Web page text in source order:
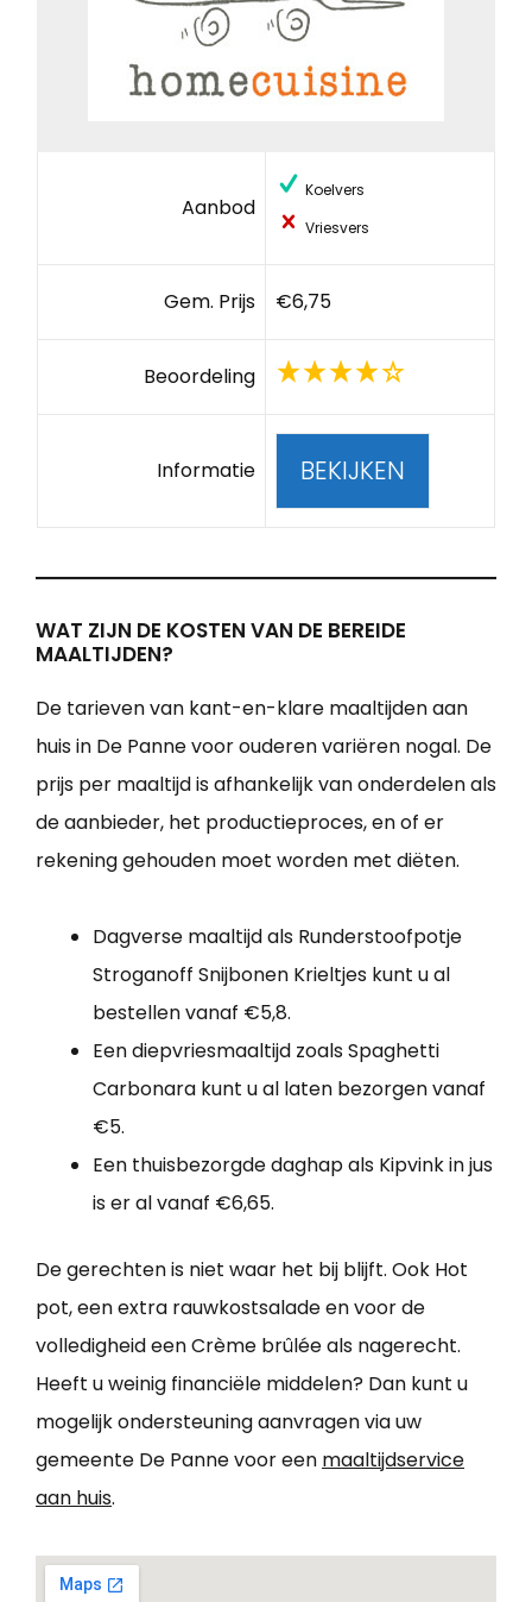
Aanbod
Koelvers
Vriesvers
Gem. Prijs €6,75
Beoordeling
Informatie BEKIJKEN
WAT ZIJN DE KOSTEN VAN DE BEREIDE
MAALTIJDEN?
De tarieven van kant-en-klare maaltijden aan
huis in De Panne voor ouderen variëren nogal. De
prijs per maaltijd is afhankelijk van onderdelen als
de aanbieder, het productieproces, en of er
rekening gehouden moet worden met diëten.
Dagverse maaltijd als Runderstoofpotje
Stroganoff Snijbonen Krieltjes kunt u al
bestellen vanaf €5,8.
Een diepvriesmaaltijd zoals Spaghetti
Carbonara kunt u al laten bezorgen vanaf
€5.
Een thuisbezorgde daghap als Kipvink in jus
is er al vanaf €6,65.
De gerechten is niet waar het bij blijft. Ook Hot
pot, een extra rauwkostsalade en voor de
volledigheid een Crème brûlée als nagerecht.
Heeft u weinig financiële middelen? Dan kunt u
mogelijk ondersteuning aanvragen via uw
gemeente De Panne voor een maaltijdservice
aan huis.